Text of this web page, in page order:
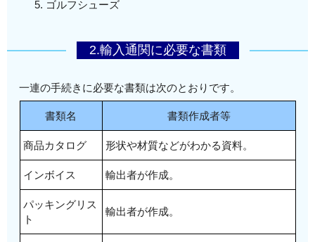
ゴルフシューズ
2.輸入通関に必要な書類
一連の手続きに必要な書類は次のとおりです。
書類名 書類作成者等
商品カタログ 形状や材質などがわかる資料。
インボイス 輸出者が作成。
パッキングリス
ト
輸出者が作成。